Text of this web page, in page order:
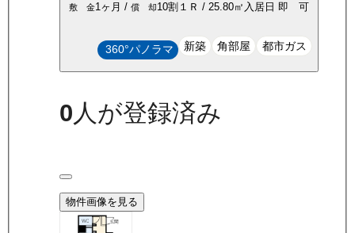
敷 金1ヶ月 / 償 却10割 １Ｒ / 25.80㎡ 入居日 即 可
360°パノラマ 新築 角部屋 都市ガス
0人が登録済み
物件画像を見る